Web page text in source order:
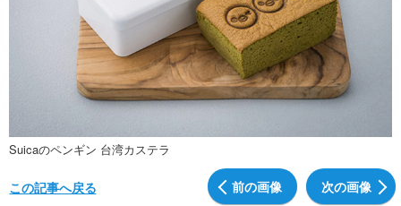
Suicaのペンギン 台湾カステラ
前の画像 次の画像
この記事へ戻る